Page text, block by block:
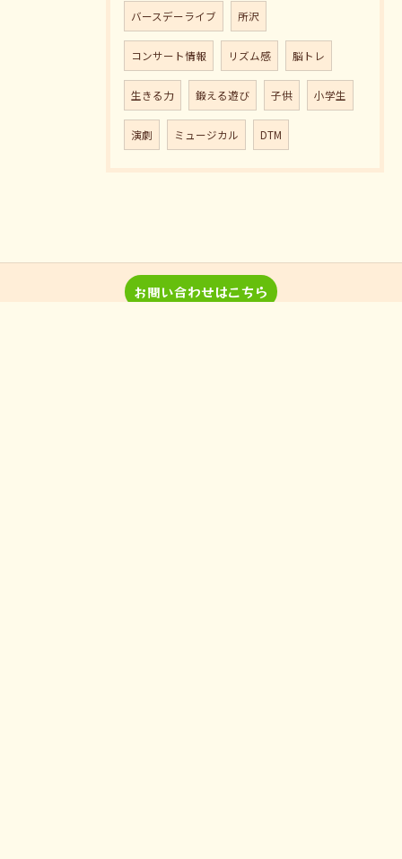
バースデーライブ 所沢
コンサート情報 リズム感 脳トレ
生きる力 鍛える遊び 子供 小学生
演劇 ミュージカル DTM
お問い合わせはこちら